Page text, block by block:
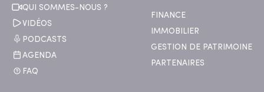
QUI SOMMES-NOUS ?
VIDÉOS
PODCASTS
AGENDA
FAQ
FINANCE
IMMOBILIER
GESTION DE PATRIMOINE
PARTENAIRES